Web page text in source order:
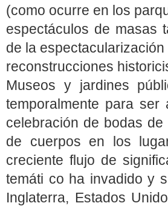
(como ocurre en los
espectáculos de masas
de la
reconstrucciones
Museos y jardines
temporalmente para
celebración de bodas
de cuerpos en los
creciente flujo de
temáti co ha invadido y
Inglaterra, Estados